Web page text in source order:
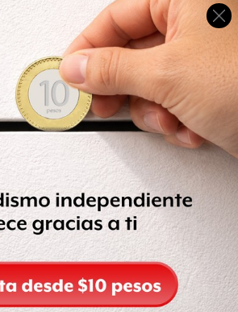
número de personas se reúne
cosas que generarán un poco
libros escolares para niños,
seco, tallas de cuerno de reno.
las sangrientas carcasas de los
Eider, que los inuit tienen permitido
que no deben vender con fines de
se puede volar a Nuuk en pequeños
por hélice. En cuatro años, sin
radicalmente.